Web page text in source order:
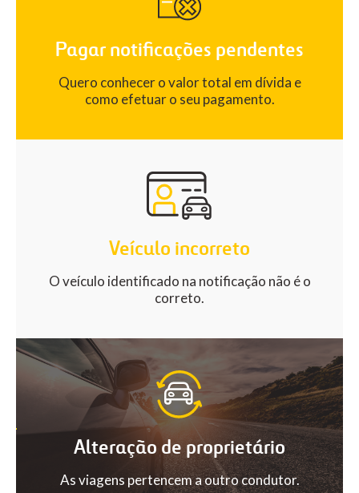
Pagar notificações pendentes
Quero conhecer o valor total em dívida e
como efetuar o seu pagamento.
Veículo incorreto
O veículo identificado na notificação não é o
correto.
Alteração de proprietário
As viagens pertencem a outro condutor.